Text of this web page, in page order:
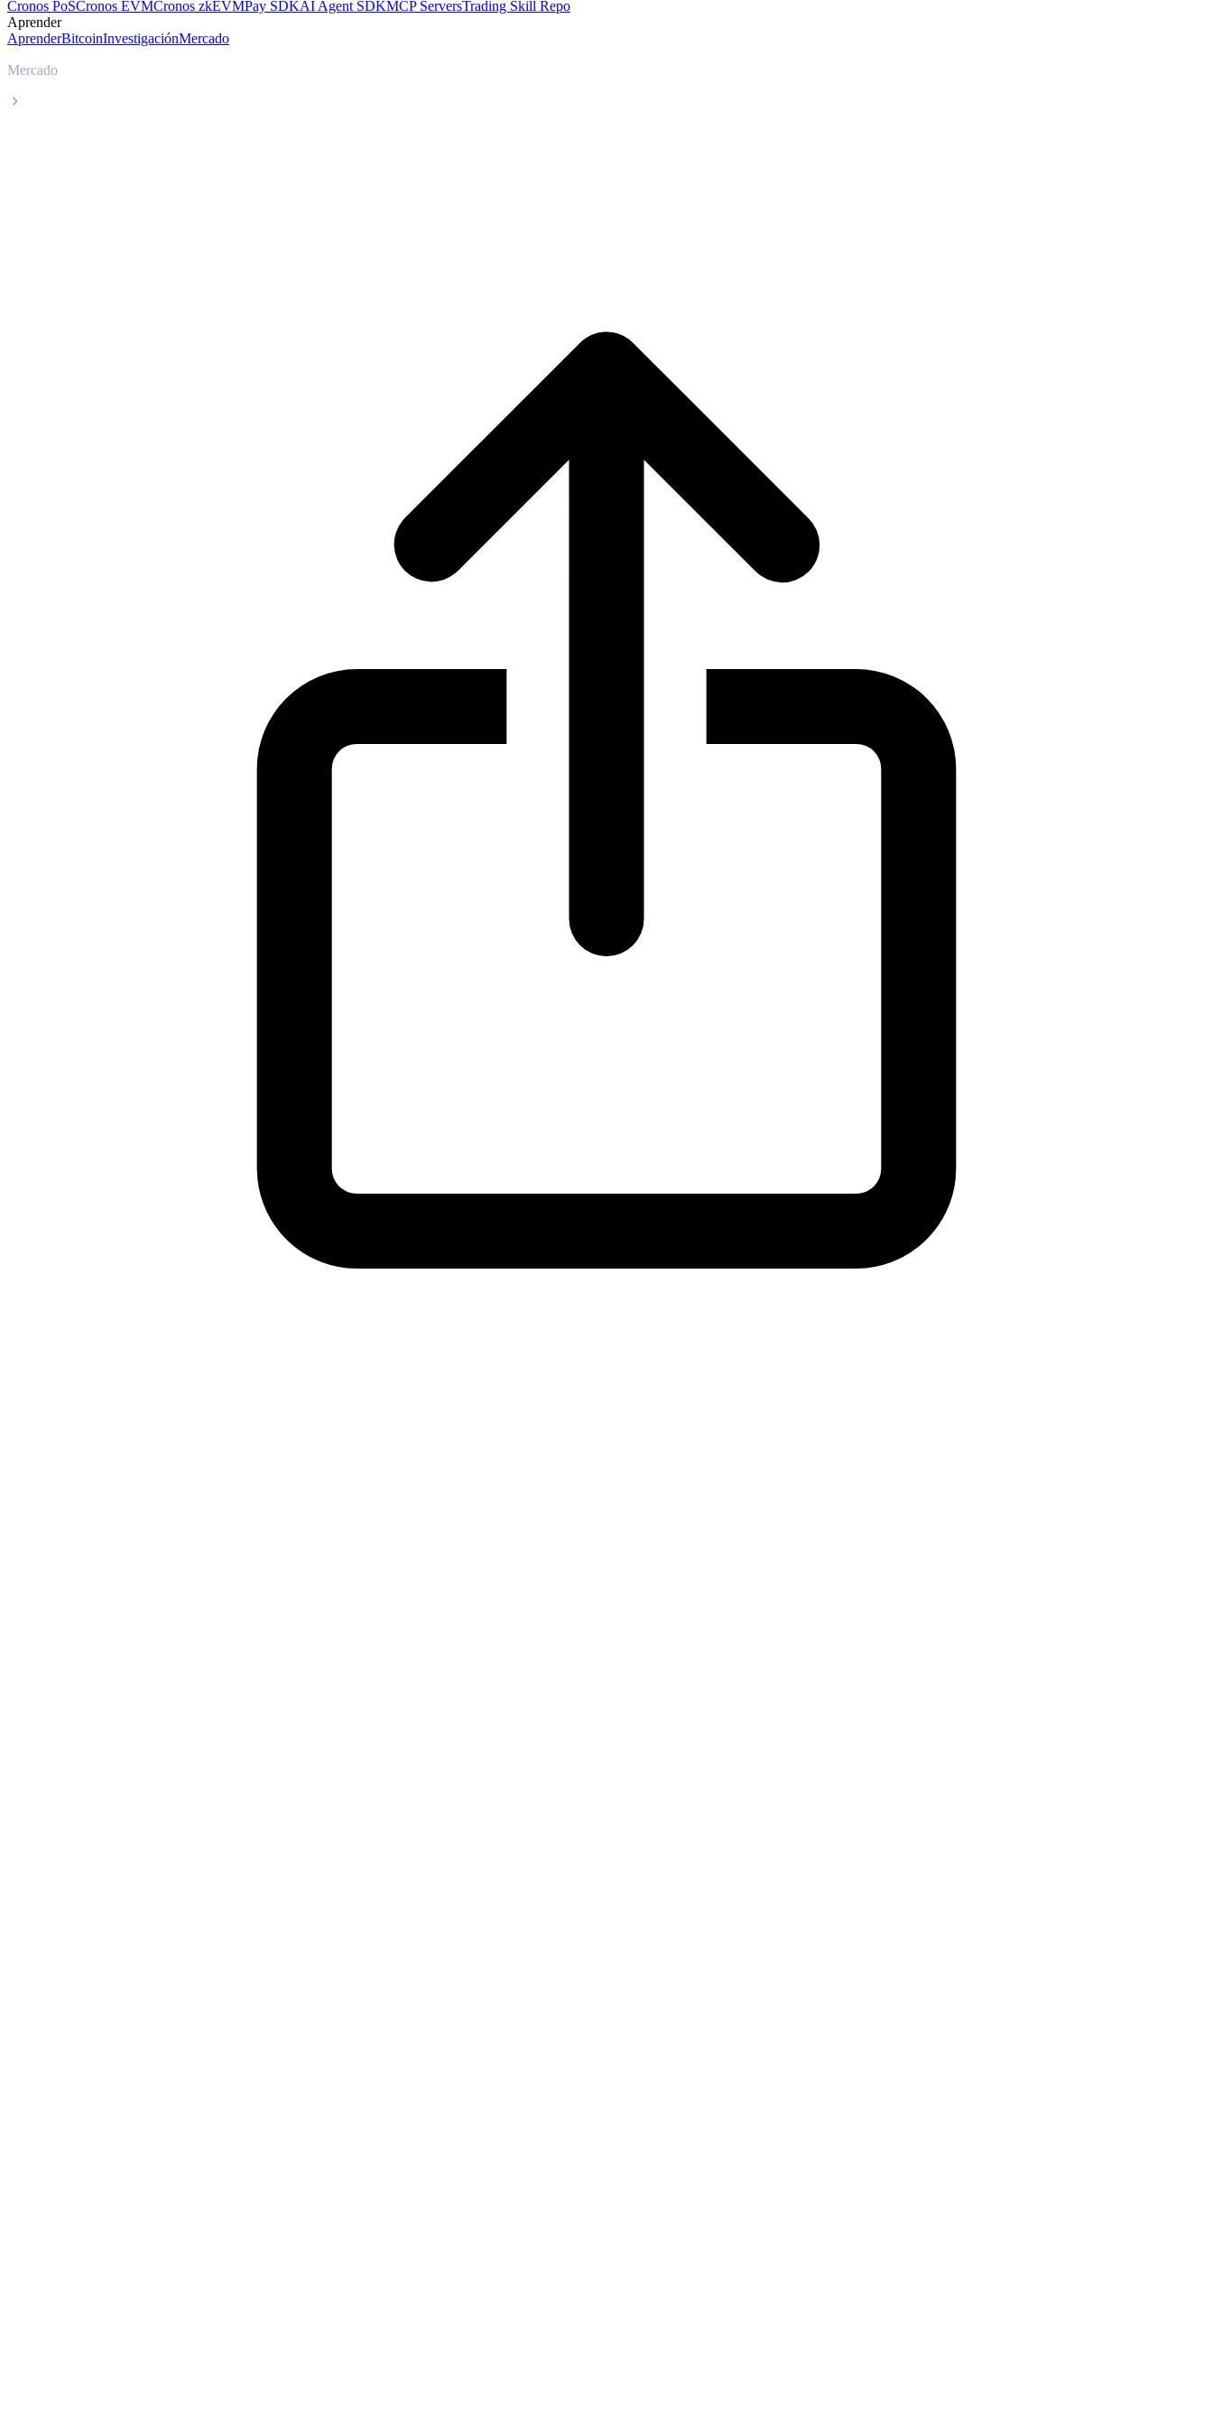
Cronos PoSCronos EVMCronos zkEVMPay SDKAI Agent SDKMCP ServersTrading Skill Repo
Aprender
AprenderBitcoinInvestigaciónMercado
Mercado